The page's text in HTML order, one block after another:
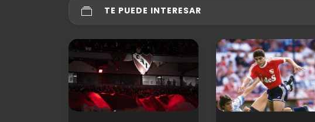
TE PUEDE INTERESAR